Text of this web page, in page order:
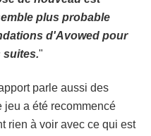
plus probable
d'Avowed pour
suites."
parle aussi des
jeu a été recommencé
rien à voir avec ce qui est